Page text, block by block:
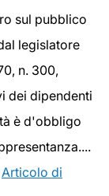
sul pubblico
legislatore
n. 300,
dei dipendenti
è d'obbligo
Articolo di